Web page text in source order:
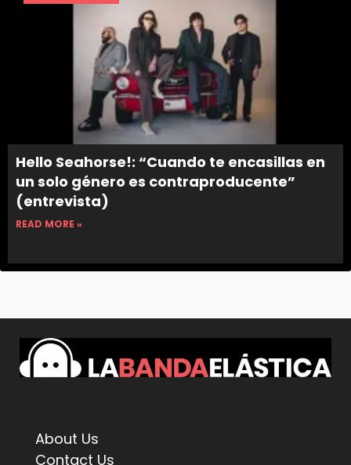
Hello Seahorse!: “Cuando te encasillas en
un solo género es contraproducente”
(entrevista)
READ MORE »
About Us
Contact Us